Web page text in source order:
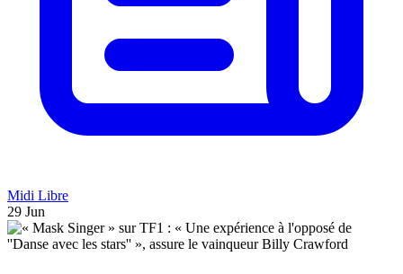
Midi Libre
29 Jun